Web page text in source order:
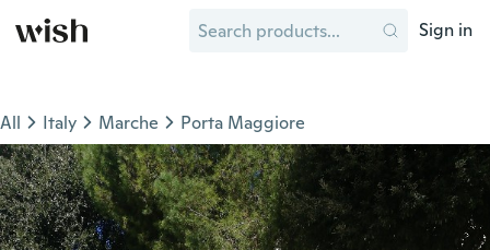
Sign in
All Italy Marche Porta Maggiore